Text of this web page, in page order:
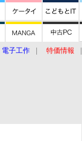
電子工作 特価情報